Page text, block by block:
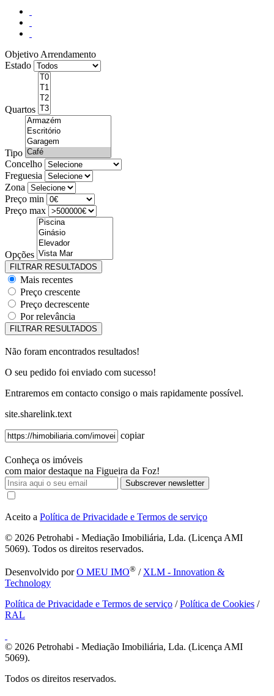
Objetivo Arrendamento
Estado
Quartos
Tipo
Concelho
Freguesia
Zona
Preço min
Preço max
Opções
Mais recentes
Preço crescente
Preço decrescente
Por relevância
Não foram encontrados resultados!
O seu pedido foi enviado com sucesso!
Entraremos em contacto consigo o mais rapidamente possível.
site.sharelink.text
copiar
Conheça os imóveis
com maior destaque na Figueira da Foz!
Subscrever newsletter
Aceito a Política de Privacidade e Termos de serviço
© 2026 Petrohabi - Mediação Imobiliária, Lda. (Licença AMI
5069). Todos os direitos reservados.
Desenvolvido porO MEU IMO® / XLM - Innovation &
Technology
Política de Privacidade e Termos de serviço /Política de Cookies /
RAL
© 2026 Petrohabi - Mediação Imobiliária, Lda. (Licença AMI
5069).
Todos os direitos reservados.